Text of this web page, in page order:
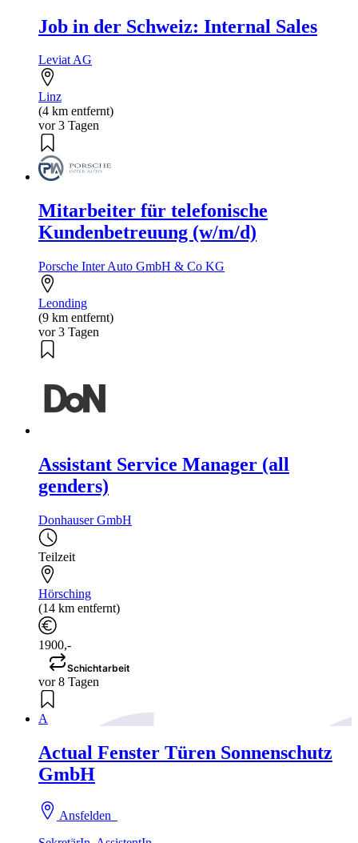
Job in der Schweiz: Internal Sales
Leviat AG
Linz
(4 km entfernt)
vor 3 Tagen
Mitarbeiter für telefonische
Kundenbetreuung (w/m/d)
Porsche Inter Auto GmbH & Co KG
Leonding
(9 km entfernt)
vor 3 Tagen
Assistant Service Manager (all
genders)
Donhauser GmbH
Teilzeit
Hörsching
(14 km entfernt)
1900,-
Schichtarbeit
vor 8 Tagen
A
Actual Fenster Türen Sonnenschutz
GmbH
Ansfelden